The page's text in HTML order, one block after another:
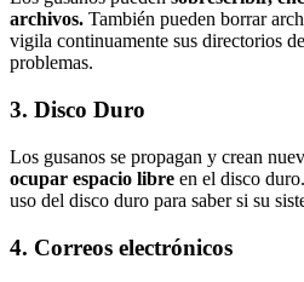
archivos. También pueden borrar
vigila continuamente sus directorios
problemas.
3. Disco Duro
Los gusanos se propagan y crean
ocupar espacio libre en el disco
uso del disco duro para saber si su
4. Correos electrónicos